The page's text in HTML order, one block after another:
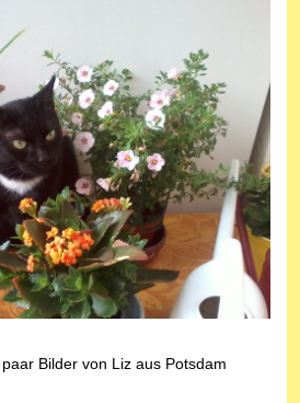
Bilder von Liz aus Potsdam